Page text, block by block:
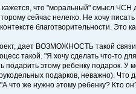
кажется, что "моральный" смысл ЧСН
сейчас нелегко. Не хочу
благотворительности. Это
дает ВОЗМОЖНОСТЬ такой связи
такой. "Я хочу сделать что-то
подарить этому ребенку подарок. У
рукодельных подарков, неважно).
что же нужно этому ребенку? Кто